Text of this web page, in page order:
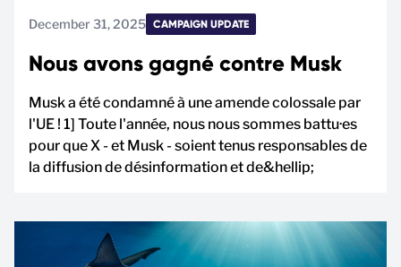
December 31, 2025 CAMPAIGN UPDATE
Nous avons gagné contre Musk
Musk a été condamné à une amende colossale par
l'UE ! 1] Toute l'année, nous nous sommes battu·es
pour que X - et Musk - soient tenus responsables de
la diffusion de désinformation et de&hellip;